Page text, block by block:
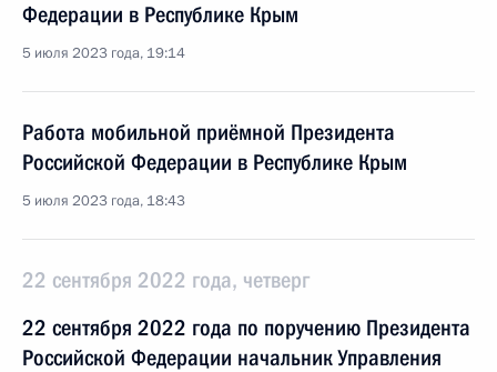
Федерации в Республике Крым
5 июля 2023 года, 19:14
Работа мобильной приёмной Президента
Российской Федерации в Республике Крым
5 июля 2023 года, 18:43
22 сентября 2022 года, четверг
22 сентября 2022 года по поручению Президента
Российской Федерации начальник Управления